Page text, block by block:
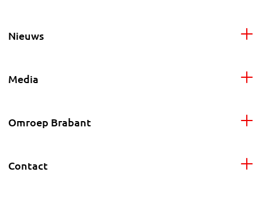
Nieuws
Media
Omroep Brabant
Contact